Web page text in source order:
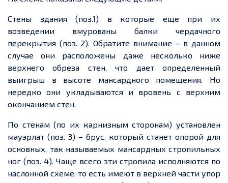
Стены здания (поз.1) в которые еще при их
возведении вмурованы балки чердачного
перекрытия (поз. 2). Обратите внимание – в данном
случае они расположены даже несколько ниже
верхнего обреза стен, что дает определенный
выигрыш в высоте мансардного помещения. Но
нередко они укладываются и вровень с верхним
окончанием стен.
По стенам (по их карнизным сторонам) установлен
мауэрлат (поз. 3) – брус, который станет опорой для
основных, так называемых мансардных стропильных
ног (поз. 4). Чаще всего эти стропила исполняются по
наслонной схеме, то есть имеют в верхней части упор